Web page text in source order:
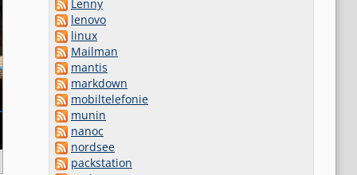
Lenny
lenovo
linux
Mailman
mantis
markdown
mobiltelefonie
munin
nanoc
nordsee
packstation